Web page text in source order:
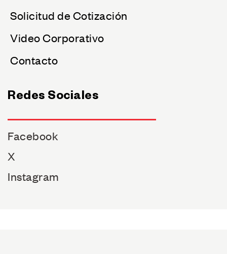
Solicitud de Cotización
Video Corporativo
Contacto
Redes Sociales
Facebook
X
Instagram